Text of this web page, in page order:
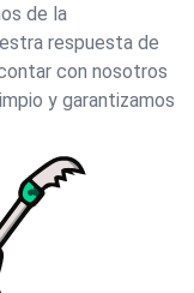
de la
respuesta de
con nosotros
y garantizamos